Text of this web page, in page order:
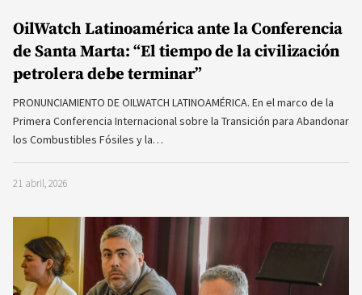
OilWatch Latinoamérica ante la Conferencia
de Santa Marta: “El tiempo de la civilización
petrolera debe terminar”
PRONUNCIAMIENTO DE OILWATCH LATINOAMÉRICA. En el marco de la
Primera Conferencia Internacional sobre la Transición para Abandonar
los Combustibles Fósiles y la…
21 abril, 2026